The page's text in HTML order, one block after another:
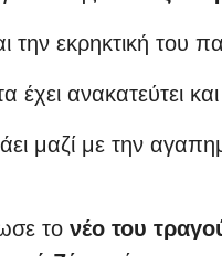
την εκρηκτική του
ανακατεύτει και
μαζί με την
το νέο του